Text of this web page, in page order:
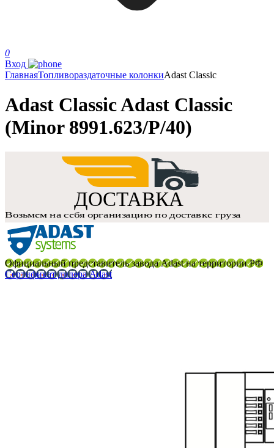
0
Вход
ГлавнаяТопливораздаточные колонкиAdast Classic
Adast Classic Adast Classic
(Minor 8991.623/P/40)
Официальный представитель завода Adast на территории РФ
Сертификат дилера Adast